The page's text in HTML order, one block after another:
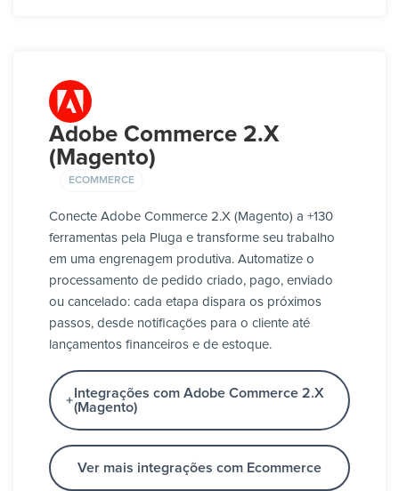
Adobe Commerce 2.X
(Magento)
ECOMMERCE
Conecte Adobe Commerce 2.X (Magento) a +130
ferramentas pela Pluga e transforme seu trabalho
em uma engrenagem produtiva. Automatize o
processamento de pedido criado, pago, enviado
ou cancelado: cada etapa dispara os próximos
passos, desde notificações para o cliente até
lançamentos financeiros e de estoque.
Integrações com Adobe Commerce 2.X
(Magento)
Ver mais integrações com Ecommerce